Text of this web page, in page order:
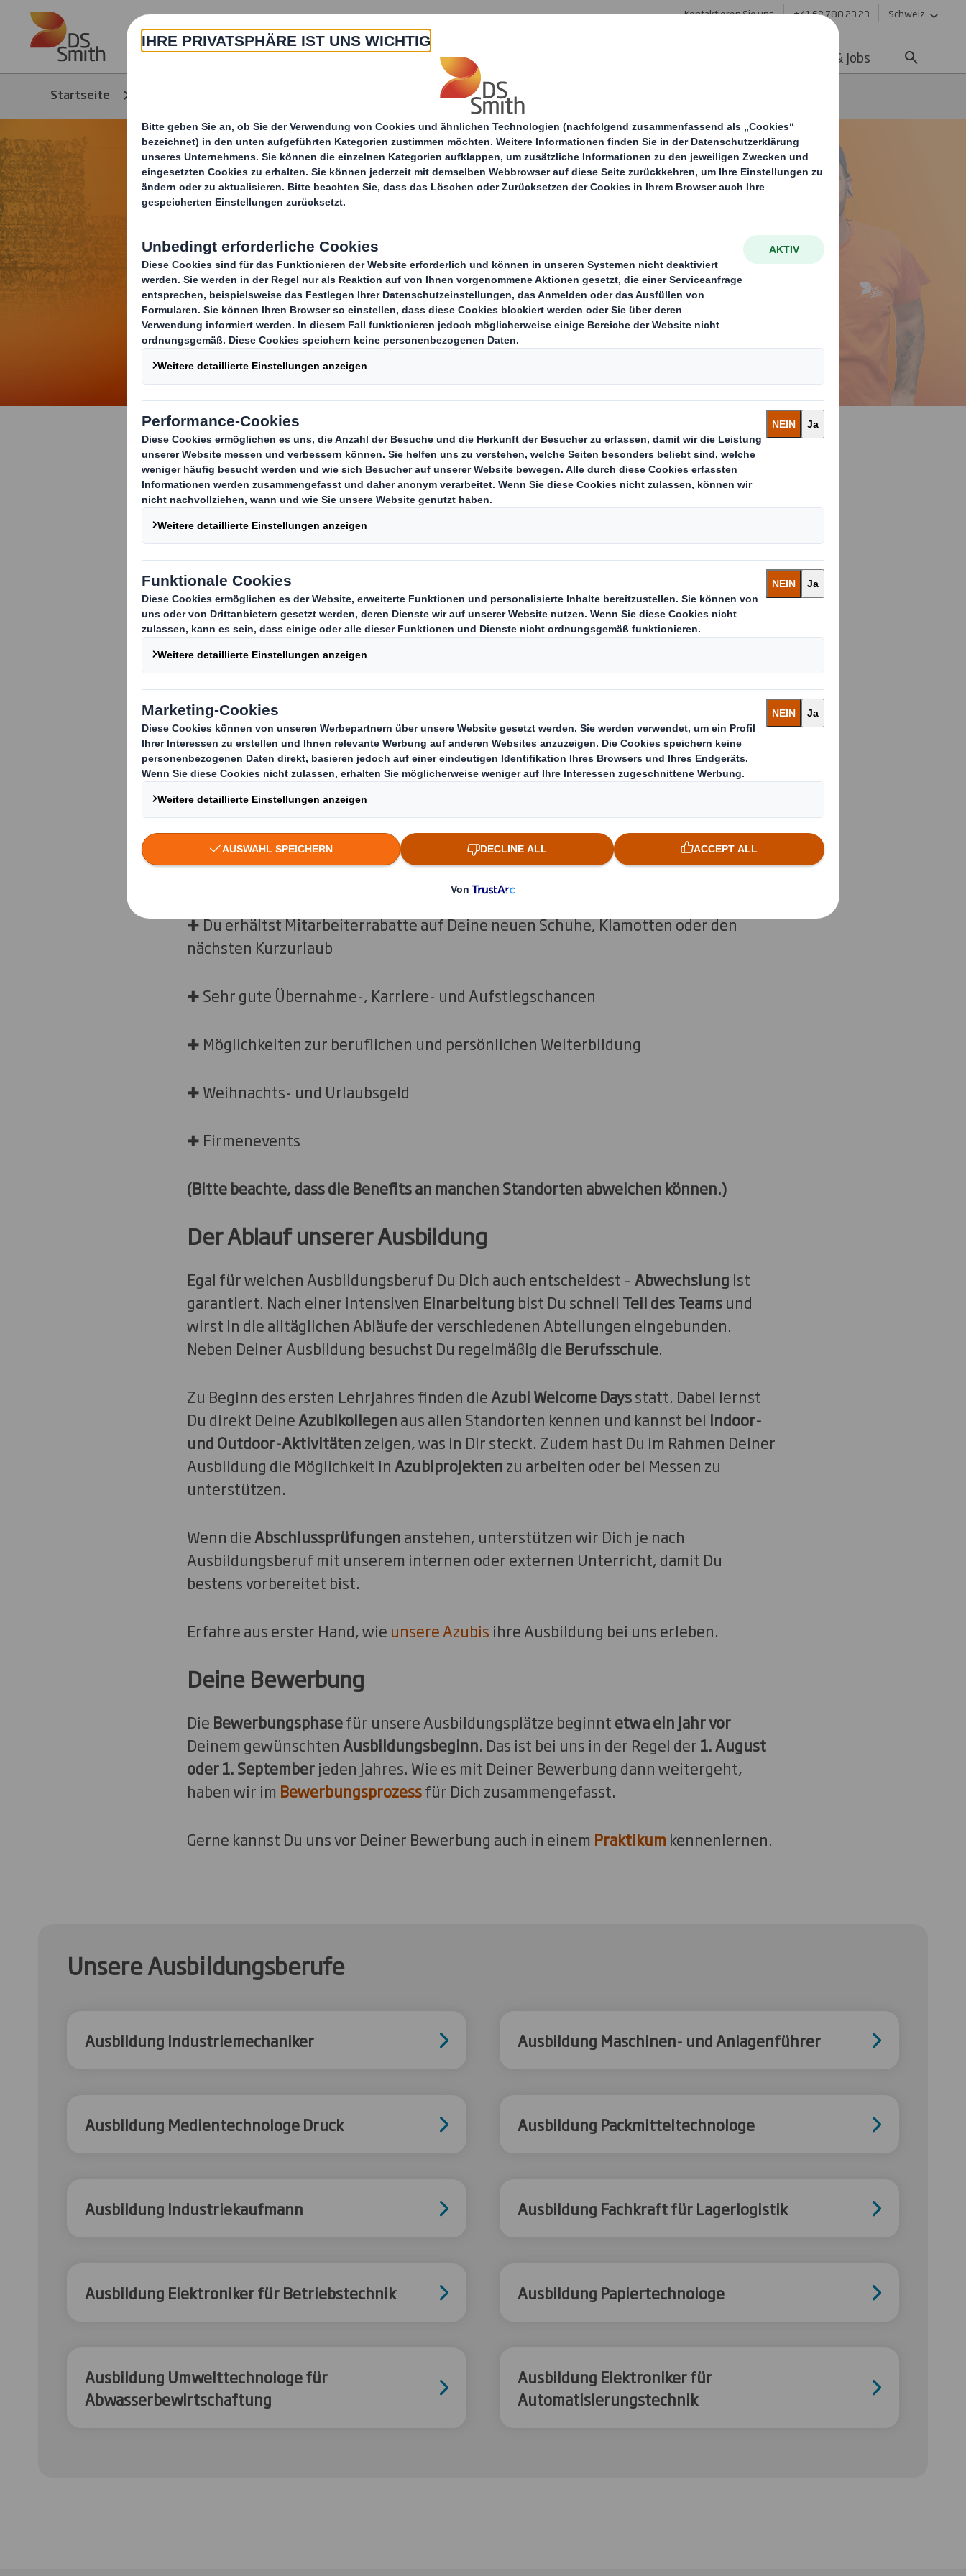
Skip to main content Kontaktieren Sie uns +41 62 788 23 23 Schweiz
Über Uns Produkte & Service Karriere & Jobs
Startseite Ausbildung
Deine Ausbildung bei DS Smith
Du bist auf der Suche nach einem Ausbildungsplatz, weißt aber
noch nicht so richtig, was Dich interessiert? Oder hast Du schon
einen Plan und willst Dich genauer informieren?
Wo auch immer Du gerade stehst - wenn Du Verantwortung übernehmen möchtest
und gern im Team arbeitest, bist Du bei DS Smith genau richtig. Schau Dir an, welche
Möglichkeiten wir Dir bieten.
Deine Benefits als Auszubildende bei DS Smith
✚ Attraktive Vergütung
✚ Du erhältst Mitarbeiterrabatte auf Deine neuen Schuhe, Klamotten oder den
nächsten Kurzurlaub
✚ Sehr gute Übernahme-, Karriere- und Aufstiegschancen
✚ Möglichkeiten zur beruflichen und persönlichen Weiterbildung
✚ Weihnachts- und Urlaubsgeld
✚ Firmenevents
(Bitte beachte, dass die Benefits an manchen Standorten abweichen können.)
Der Ablauf unserer Ausbildung
Egal für welchen Ausbildungsberuf Du Dich auch entscheidest –Abwechslung ist
garantiert. Nach einer intensiven Einarbeitung bist Du schnell Teil des Teamsund
wirst in die alltäglichen Abläufe der verschiedenen Abteilungen eingebunden.
Neben Deiner Ausbildung besuchst Du regelmäßig die Berufsschule.
Zu Beginn des ersten Lehrjahres finden dieAzubi Welcome Daysstatt. Dabei lernst
Du direkt DeineAzubikollegenaus allen Standorten kennen und kannst bei Indoor-
und Outdoor-Aktivitätenzeigen, was in Dir steckt. Zudem hast Du im Rahmen Deiner
Ausbildung die Möglichkeit inAzubiprojektenzu arbeiten oder bei Messen zu
unterstützen.
Wenn dieAbschlussprüfungenanstehen, unterstützen wir Dich je nach
Ausbildungsberuf mit unserem internen oder externen Unterricht, damit Du
bestens vorbereitet bist.
Erfahre aus erster Hand, wie unsere Azubis ihre Ausbildung bei uns erleben.
Deine Bewerbung
Die Bewerbungsphasefür unsere Ausbildungsplätze beginntetwa ein Jahr vor
Deinem gewünschtenAusbildungsbeginn. Das ist bei uns in der Regel der1. August
oder 1. Septemberjeden Jahres. Wie es mit Deiner Bewerbung dann weitergeht,
haben wir im Bewerbungsprozessfür Dich zusammengefasst.
Gerne kannst Du uns vor Deiner Bewerbung auch in einem Praktikum kennenlernen.
Unsere Ausbildungsberufe
Ausbildung Industriemechaniker Ausbildung Maschinen- und Anlagenführer
Ausbildung Medientechnologe Druck Ausbildung Packmitteltechnologe
Ausbildung Industriekaufmann Ausbildung Fachkraft für Lagerlogistik
Ausbildung Elektroniker für Betriebstechnik Ausbildung Papiertechnologe
Ausbildung Umwelttechnologe für
Abwasserbewirtschaftung
Ausbildung Elektroniker für
Automatisierungstechnik